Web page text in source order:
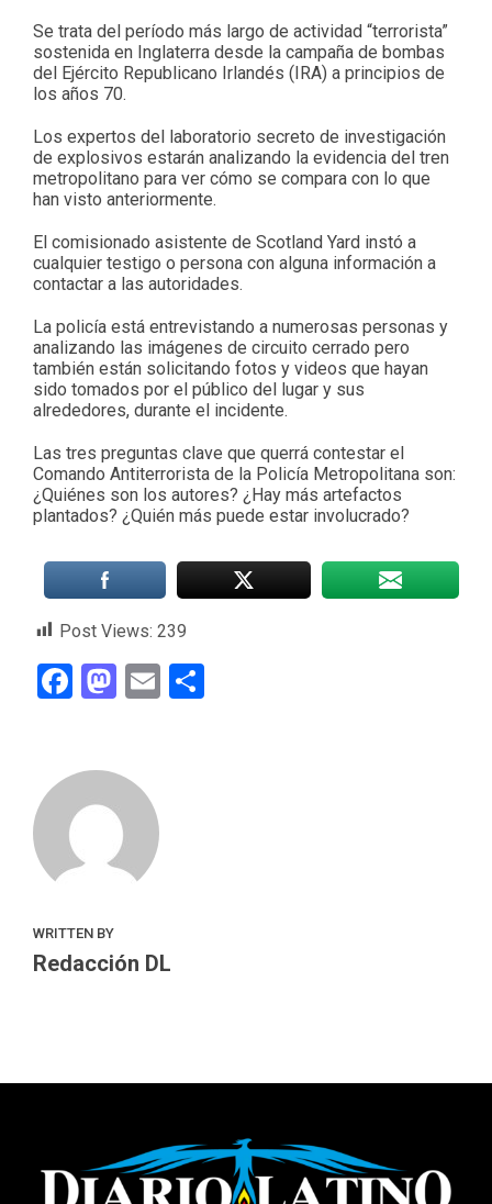
Se trata del período más largo de actividad “terrorista”
sostenida en Inglaterra desde la campaña de bombas
del Ejército Republicano Irlandés (IRA) a principios de
los años 70.
Los expertos del laboratorio secreto de investigación
de explosivos estarán analizando la evidencia del tren
metropolitano para ver cómo se compara con lo que
han visto anteriormente.
El comisionado asistente de Scotland Yard instó a
cualquier testigo o persona con alguna información a
contactar a las autoridades.
La policía está entrevistando a numerosas personas y
analizando las imágenes de circuito cerrado pero
también están solicitando fotos y videos que hayan
sido tomados por el público del lugar y sus
alrededores, durante el incidente.
Las tres preguntas clave que querrá contestar el
Comando Antiterrorista de la Policía Metropolitana son:
¿Quiénes son los autores? ¿Hay más artefactos
plantados? ¿Quién más puede estar involucrado?
Post Views: 239
Facebook
Mastodon
Email
WRITTEN BY
Redacción DL